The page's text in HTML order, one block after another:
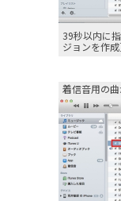
39秒以内に
ジョンを作
着信音用の